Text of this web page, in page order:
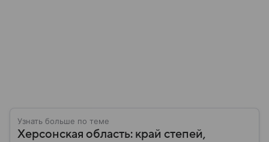
Узнать больше по теме
Херсонская область: край степей,